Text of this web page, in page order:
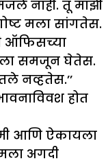
नाही. तू माझी
मला सांगतेस.
ऑफिसच्या
समजून घेतेस.
नव्हतेस.’’
होत
आणि ऐकायला
अगदी